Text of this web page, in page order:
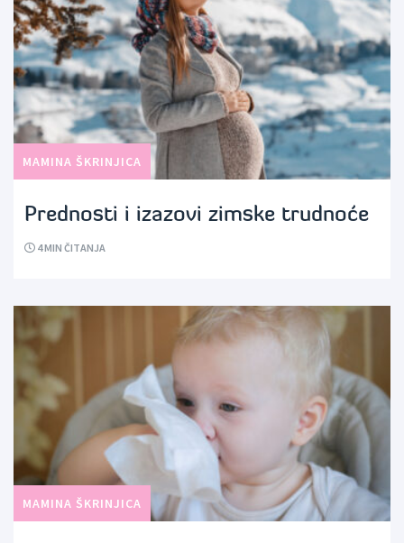
MAMINA ŠKRINJICA
Prednosti i izazovi zimske trudnoće
4MIN ČITANJA
MAMINA ŠKRINJICA